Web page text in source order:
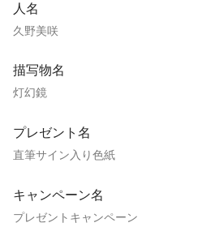
人名
久野美咲
描写物名
灯幻鏡
プレゼント名
直筆サイン入り色紙
キャンペーン名
プレゼントキャンペーン